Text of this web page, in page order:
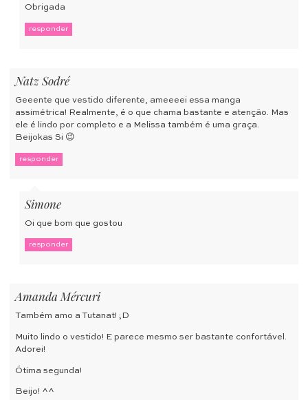
Obrigada
responder
Natz Sodré
Geeente que vestido diferente, ameeeei essa manga
assimétrica! Realmente, é o que chama bastante e atenção. Mas
ele é lindo por completo e a Melissa também é uma graça.
Beijokas Si 😉
responder
Simone
Oi que bom que gostou
responder
Amanda Mércuri
Também amo a Tutanat! ;D
Muito lindo o vestido! E parece mesmo ser bastante confortável.
Adorei!
Ótima segunda!
Beijo! ^^